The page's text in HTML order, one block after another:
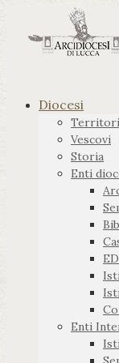
Diocesi
Vescovi
Storia
Enti
Enti